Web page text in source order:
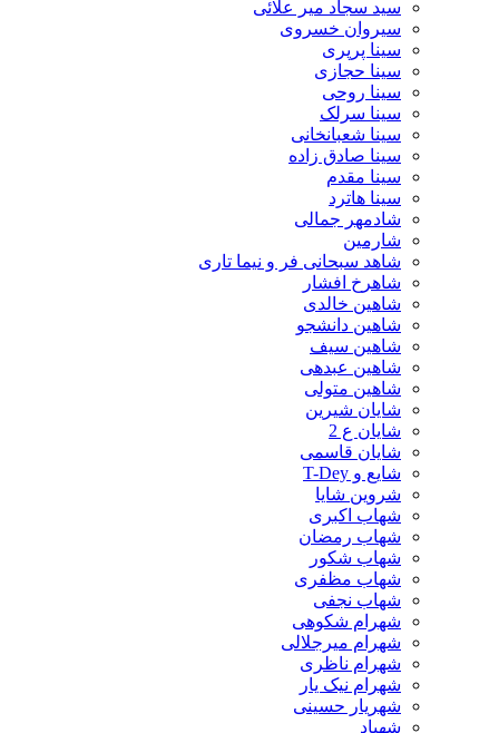
سید سجاد میر علائی
سیروان خسروی
سینا پرپری
سینا حجازی
سینا روحی
سینا سرلک
سینا شعبانخانی
سینا صادق زاده
سینا مقدم
سینا هاترد
شادمهر جمالی
شارمین
شاهد سبحانی فر و نیما تاری
شاهرخ افشار
شاهین خالدی
شاهین دانشجو
شاهین سیف
شاهین عبدهی
شاهین متولی
شایان شیرین
شایان ع 2
شایان قاسمی
شایع و T-Dey
شروین شایا
شهاب اکبری
شهاب رمضان
شهاب شکور
شهاب مظفری
شهاب نجفی
شهرام شکوهی
شهرام میرجلالی
شهرام ناظری
شهرام نیک یار
شهریار حسینی
شهیاد